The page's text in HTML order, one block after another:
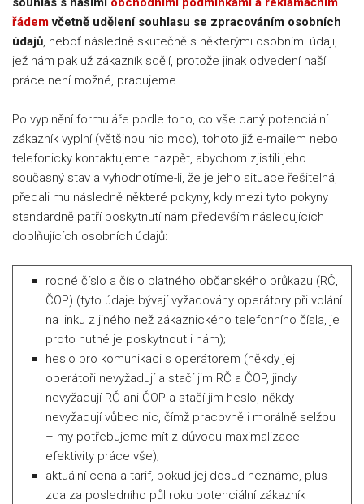
řádemvčetně udělení souhlasu se zpracováním osobních
údajů, neboť následně skutečně s některými osobními údaji,
jež nám pak už zákazník sdělí, protože jinak odvedení naší
práce není možné, pracujeme.
Po vyplnění formuláře podle toho, co vše daný potenciální
zákazník vyplní (většinou nic moc), tohoto již e-mailem nebo
telefonicky kontaktujeme nazpět, abychom zjistili jeho
současný stav a vyhodnotíme-li, že je jeho situace řešitelná,
předali mu následně některé pokyny, kdy mezi tyto pokyny
standardně patří poskytnutí nám především následujících
doplňujících osobních údajů:
rodné číslo a číslo platného občanského průkazu (RČ,
ČOP) (tyto údaje bývají vyžadovány operátory při volání
na linku z jiného než zákaznického telefonního čísla, je
proto nutné je poskytnout i nám);
heslo pro komunikaci s operátorem (někdy jej
operátoři nevyžadují a stačí jim RČ a ČOP, jindy
nevyžadují RČ ani ČOP a stačí jim heslo, někdy
nevyžadují vůbec nic, čímž pracovně i morálně selžou
– my potřebujeme mít z důvodu maximalizace
efektivity práce vše);
aktuální cena a tarif, pokud jej dosud neznáme, plus
zda za posledního půl roku potenciální zákazník